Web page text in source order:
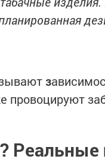
з
провоцируют
Реальные